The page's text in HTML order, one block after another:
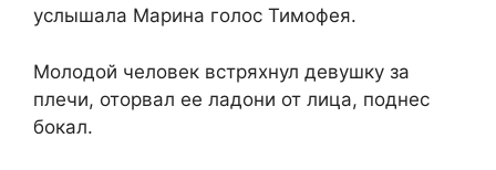
услышала Марина голос Тимофея.
Молодой человек встряхнул девушку за
плечи, оторвал ее ладони от лица, поднес
бокал.